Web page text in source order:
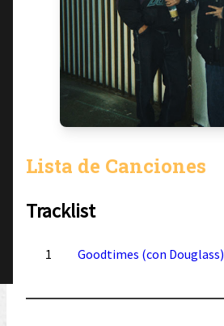
Lista de Canciones
Tracklist
1 Goodtimes (con Douglass)